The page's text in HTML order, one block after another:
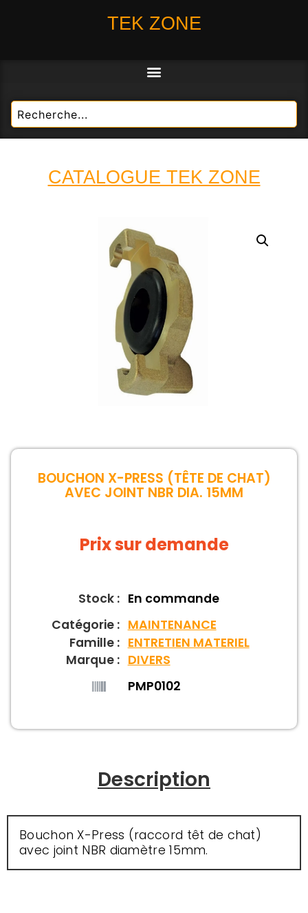
TEK ZONE
CATALOGUE TEK ZONE
BOUCHON X-PRESS (TÊTE DE CHAT)
AVEC JOINT NBR DIA. 15MM
Prix sur demande
Stock : En commande
Catégorie : MAINTENANCE
Famille : ENTRETIEN MATERIEL
Marque : DIVERS
PMP0102
Description
Bouchon X-Press (raccord têt de chat)
avec joint NBR diamètre 15mm.